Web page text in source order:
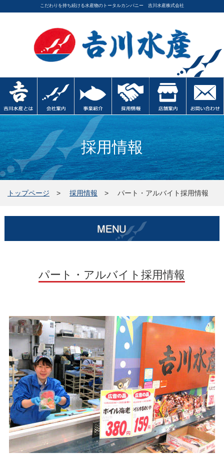
こだわりを持ち続ける水産物のトータルカンパニー 吉川水産株式会社
採用情報
トップページ 採用情報 パート・アルバイト採用情報
パート・アルバイト採用情報